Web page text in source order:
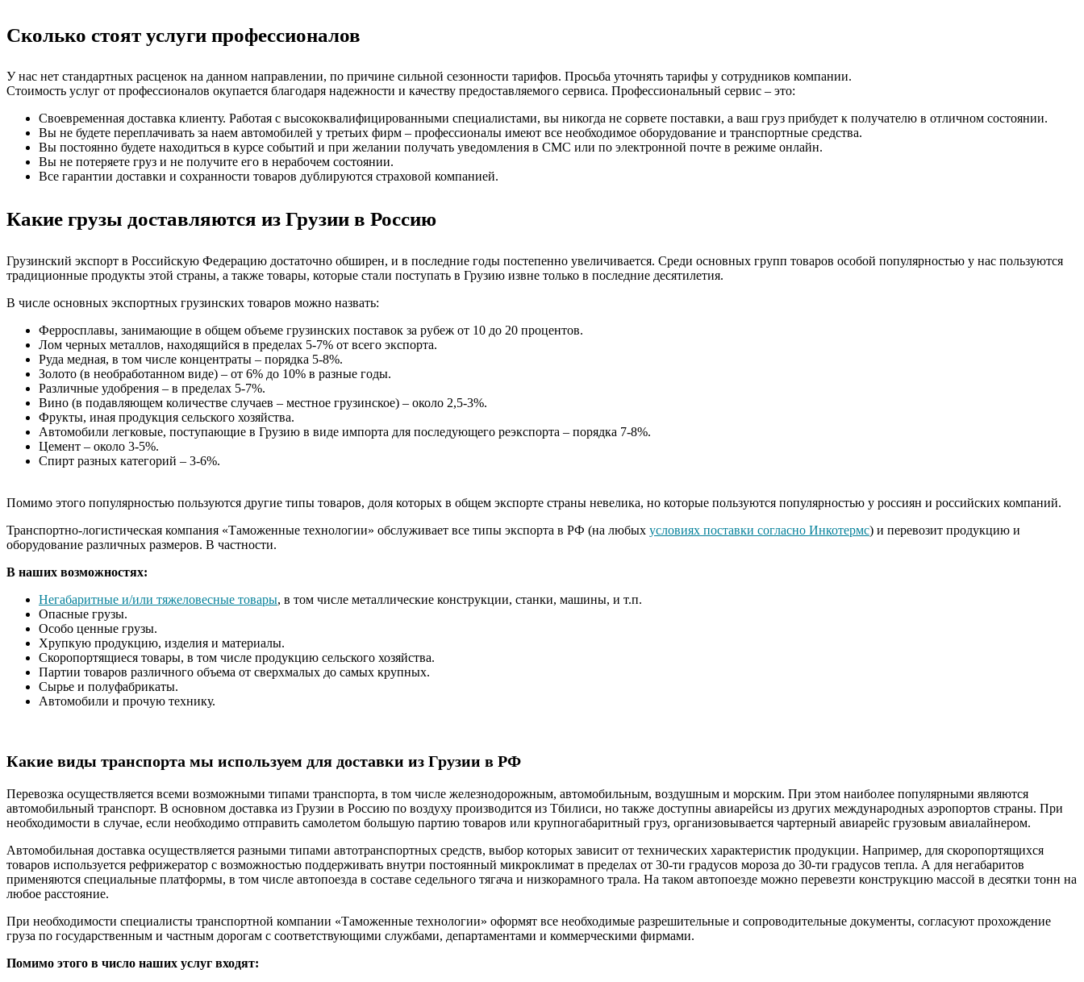
Сколько стоят услуги профессионалов
У нас нет стандартных расценок на данном направлении, по причине сильной сезонности тарифов. Просьба уточнять тарифы у сотрудников компании.
Стоимость услуг от профессионалов окупается благодаря надежности и качеству предоставляемого сервиса. Профессиональный сервис – это:
Своевременная доставка клиенту. Работая с высококвалифицированными специалистами, вы никогда не сорвете поставки, а ваш груз прибудет к получателю в отличном состоянии.
Вы не будете переплачивать за наем автомобилей у третьих фирм – профессионалы имеют все необходимое оборудование и транспортные средства.
Вы постоянно будете находиться в курсе событий и при желании получать уведомления в СМС или по электронной почте в режиме онлайн.
Вы не потеряете груз и не получите его в нерабочем состоянии.
Все гарантии доставки и сохранности товаров дублируются страховой компанией.
Какие грузы доставляются из Грузии в Россию
Грузинский экспорт в Российскую Федерацию достаточно обширен, и в последние годы постепенно увеличивается. Среди основных групп товаров особой популярностью у нас пользуются
традиционные продукты этой страны, а также товары, которые стали поступать в Грузию извне только в последние десятилетия.
В числе основных экспортных грузинских товаров можно назвать:
Ферросплавы, занимающие в общем объеме грузинских поставок за рубеж от 10 до 20 процентов.
Лом черных металлов, находящийся в пределах 5-7% от всего экспорта.
Руда медная, в том числе концентраты – порядка 5-8%.
Золото (в необработанном виде) – от 6% до 10% в разные годы.
Различные удобрения – в пределах 5-7%.
Вино (в подавляющем количестве случаев – местное грузинское) – около 2,5-3%.
Фрукты, иная продукция сельского хозяйства.
Автомобили легковые, поступающие в Грузию в виде импорта для последующего реэкспорта – порядка 7-8%.
Цемент – около 3-5%.
Спирт разных категорий – 3-6%.
Помимо этого популярностью пользуются другие типы товаров, доля которых в общем экспорте страны невелика, но которые пользуются популярностью у россиян и российских компаний.
Транспортно-логистическая компания «Таможенные технологии» обслуживает все типы экспорта в РФ (на любых условиях поставки согласно Инкотермс) и перевозит продукцию и
оборудование различных размеров. В частности.
В наших возможностях:
Негабаритные и/или тяжеловесные товары, в том числе металлические конструкции, станки, машины, и т.п.
Опасные грузы.
Особо ценные грузы.
Хрупкую продукцию, изделия и материалы.
Скоропортящиеся товары, в том числе продукцию сельского хозяйства.
Партии товаров различного объема от сверхмалых до самых крупных.
Сырье и полуфабрикаты.
Автомобили и прочую технику.
Какие виды транспорта мы используем для доставки из Грузии в РФ
Перевозка осуществляется всеми возможными типами транспорта, в том числе железнодорожным, автомобильным, воздушным и морским. При этом наиболее популярными являются
автомобильный транспорт. В основном доставка из Грузии в Россию по воздуху производится из Тбилиси, но также доступны авиарейсы из других международных аэропортов страны. При
необходимости в случае, если необходимо отправить самолетом большую партию товаров или крупногабаритный груз, организовывается чартерный авиарейс грузовым авиалайнером.
Автомобильная доставка осуществляется разными типами автотранспортных средств, выбор которых зависит от технических характеристик продукции. Например, для скоропортящихся
товаров используется рефрижератор с возможностью поддерживать внутри постоянный микроклимат в пределах от 30-ти градусов мороза до 30-ти градусов тепла. А для негабаритов
применяются специальные платформы, в том числе автопоезда в составе седельного тягача и низкорамного трала. На таком автопоезде можно перевезти конструкцию массой в десятки тонн на
любое расстояние.
При необходимости специалисты транспортной компании «Таможенные технологии» оформят все необходимые разрешительные и сопроводительные документы, согласуют прохождение
груза по государственным и частным дорогам с соответствующими службами, департаментами и коммерческими фирмами.
Помимо этого в число наших услуг входят: